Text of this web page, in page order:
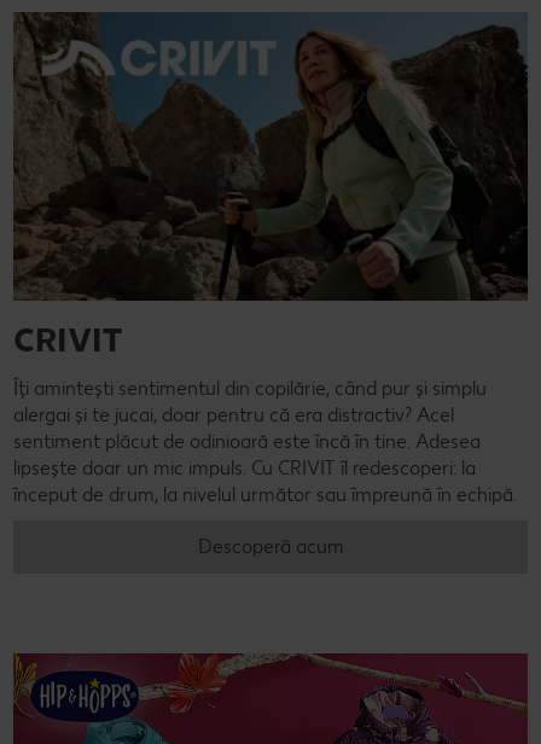
CRIVIT
Îți amintești sentimentul din copilărie, când pur și simplu
alergai și te jucai, doar pentru că era distractiv? Acel
sentiment plăcut de odinioară este încă în tine. Adesea
lipsește doar un mic impuls. Cu CRIVIT îl redescoperi: la
început de drum, la nivelul următor sau împreună în echipă.
Descoperă acum